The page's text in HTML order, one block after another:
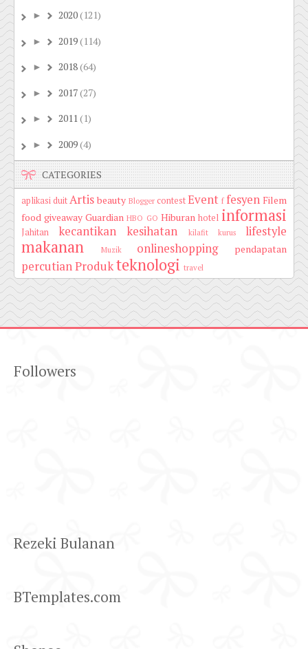
► 2020(121)
► 2019(114)
► 2018(64)
► 2017(27)
► 2011(1)
► 2009(4)
CATEGORIES
aplikasi duitArtis beauty Blogger contestEvent f fesyen Filem
food giveaway Guardian HBO GO Hiburan hotel informasi
Jahitan kecantikan kesihatan kilafit kurus lifestyle
makanan Muzik onlineshopping pendapatan
percutianProdukteknologi travel
Followers
Rezeki Bulanan
BTemplates.com